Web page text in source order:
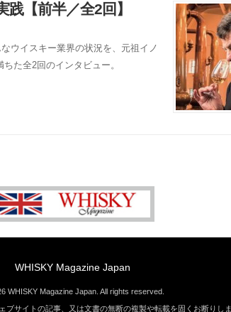
【前半／全2回】
ウイスキー業界の状況を、元祖イノ
た全2回のインタビュー。
WHISKY Magazine Japan
WHISKY Magazine Japan. All rights reserved.
サイトの記事、又は文書の無断の複製や転載を固くお断りし